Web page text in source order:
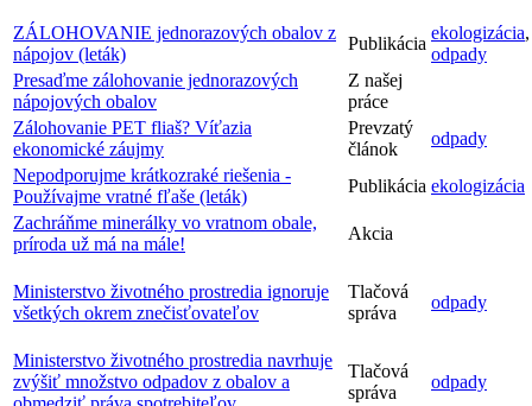
ZÁLOHOVANIE jednorazových obalov z
nápojov (leták)
Publikácia
ekologizácia,
odpady
Presaďme zálohovanie jednorazových
nápojových obalov
Z našej
práce
Zálohovanie PET fliaš? Víťazia
ekonomické záujmy
Prevzatý
článok
odpady
Nepodporujme krátkozraké riešenia -
Používajme vratné fľaše (leták)
Publikácia ekologizácia
Zachráňme minerálky vo vratnom obale,
príroda už má na mále!
Akcia
Ministerstvo životného prostredia ignoruje
všetkých okrem znečisťovateľov
Tlačová
správa
odpady
Ministerstvo životného prostredia navrhuje
zvýšiť množstvo odpadov z obalov a
Tlačová
správa
odpady